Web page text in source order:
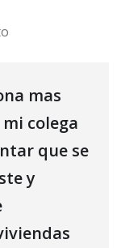
mas
colega
que se
y